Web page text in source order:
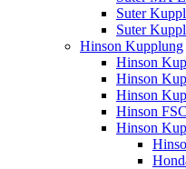
Suter
Suter
Hinson Kupplung
Hinson
Hinson
Hinson
Hinson
Hinson